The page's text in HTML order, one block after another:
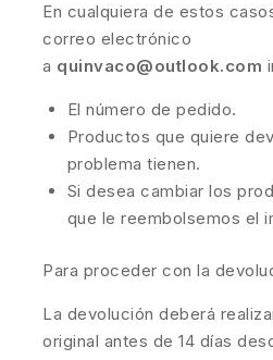
En cualquiera de estos
correo electrónico
a quinvaco@outlook.com
El número de pedido.
Productos que quiere
problema tienen.
Si desea cambiar los
que le reembolsemos el
Para proceder con la
La devolución deberá
original antes de 14 días